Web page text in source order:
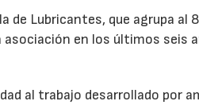
de Lubricantes, que agrupa al
asociación en los últimos seis
al trabajo desarrollado por